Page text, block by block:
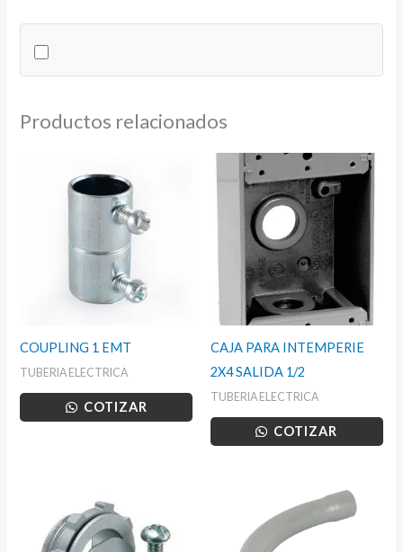
TSJ
cantidad
Productos relacionados
COUPLING 1 EMT
TUBERIA ELECTRICA
COTIZAR
CAJA PARA INTEMPERIE
2X4 SALIDA 1/2
TUBERIA ELECTRICA
COTIZAR